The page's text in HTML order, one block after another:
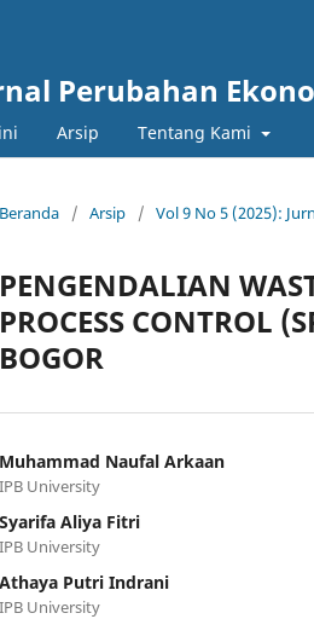
Perubahan
Arsip Tentang Kami
Beranda / Arsip / Vol 9 No 5 (2025):
PENGENDALIAN
PROCESS CONTROL
BOGOR
Muhammad Naufal Arkaan
IPB University
Syarifa Aliya Fitri
IPB University
Athaya Putri Indrani
IPB University